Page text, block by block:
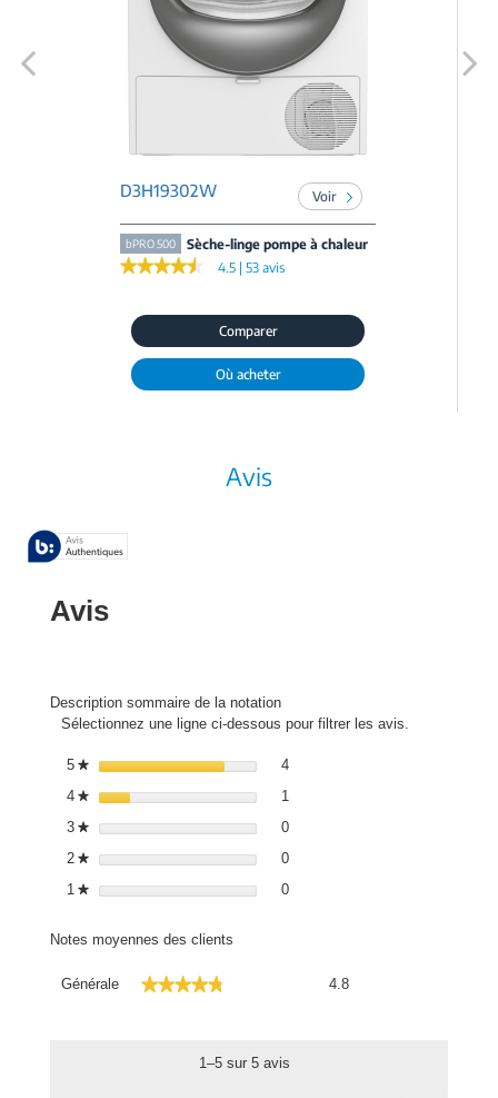
D3H19302W Voir
bPRO 500
Sèche-linge pompe à chaleur
★★★★★
★★★★★ 4.5 | 53 avis
Comparer
Où acheter
Avis
Avis
Description sommaire de la notation
Sélectionnez une ligne ci-dessous pour filtrer les avis.
5 ★étoiles 44 avis avec 5 étoiles.
Sélectionnez pour filtrer les
4 ★étoiles 1
3 ★étoiles 00 avis avec 3 étoiles.
Sélectionnez pour filtrer les
2 ★étoiles 00 avis avec 2 étoiles.
Sélectionnez pour filtrer les
1 ★étoiles 00 avis avec 1 étoile.
Sélectionnez pour filtrer les
Notes moyennes des clients
Générale ★★★★★
★★★★★ 4.8
1–5 sur 5 avis